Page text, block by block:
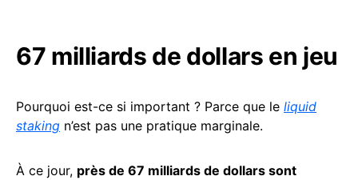
67 milliards de dollars en jeu
Pourquoi est-ce si important ? Parce que le liquid
staking n’est pas une pratique marginale.
À ce jour, près de 67 milliards de dollars sont